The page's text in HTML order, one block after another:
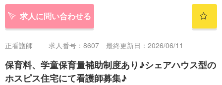
求人に問い合わせる
正看護師 求人番号：8607 最終更新日：2026/06/11
保育料、学童保育量補助制度あり♪シェアハウス型の
ホスピス住宅にて看護師募集♪